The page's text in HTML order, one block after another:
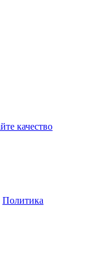
Политика